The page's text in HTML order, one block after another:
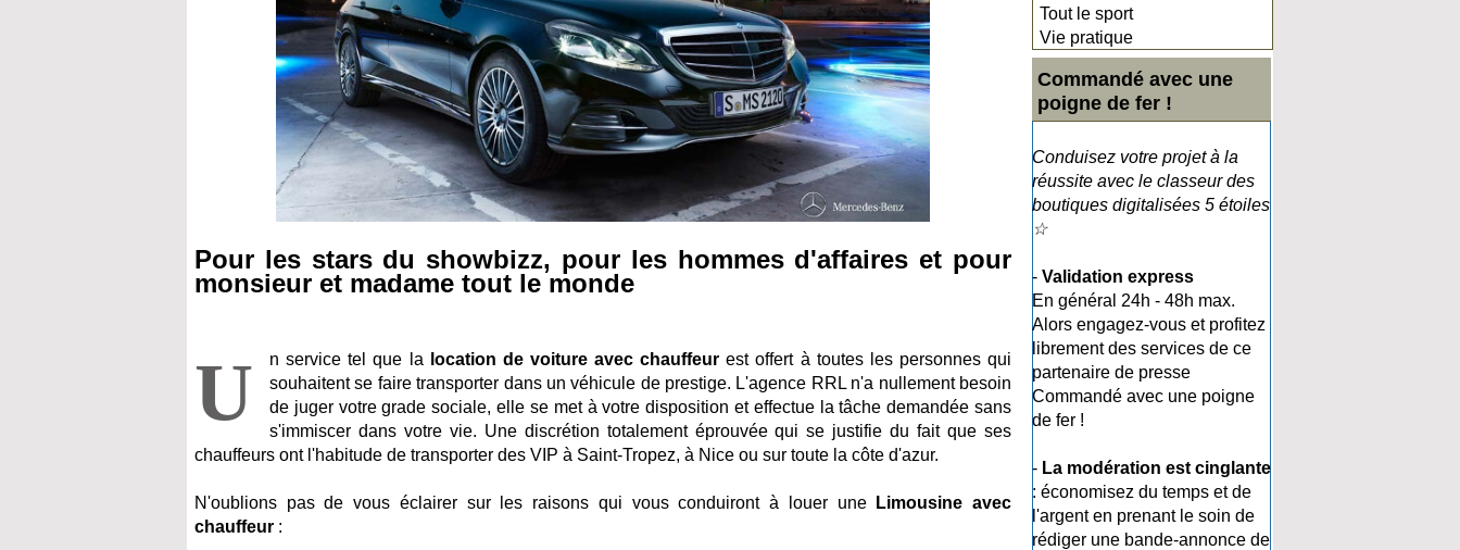
Tout le sport
Vie pratique
Commandé avec une
poigne de fer !
Conduisez votre projet à la
réussite avec le classeur des
boutiques digitalisées 5 étoiles
☆
- Validation express
En général 24h - 48h max.
Alors engagez-vous et profitez
librement des services de ce
partenaire de presse
Commandé avec une poigne
de fer !
- La modération est cinglante
: économisez du temps et de
l'argent en prenant le soin de
rédiger une bande-annonce de
Pour les stars du showbizz, pour les hommes d'affaires et pour
monsieur et madame tout le monde
U n service tel que la location de voiture avec chauffeur est offert à toutes les personnes qui
souhaitent se faire transporter dans un véhicule de prestige. L'agence RRL n'a nullement besoin
de juger votre grade sociale, elle se met à votre disposition et effectue la tâche demandée sans
s'immiscer dans votre vie. Une discrétion totalement éprouvée qui se justifie du fait que ses
chauffeurs ont l'habitude de transporter des VIP à Saint-Tropez, à Nice ou sur toute la côte d'azur.
N'oublions pas de vous éclairer sur les raisons qui vous conduiront à louer une
Limousine avec
chauffeur :